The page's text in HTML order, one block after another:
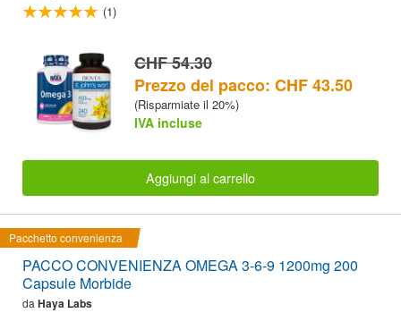
(1)
CHF 54.30
Prezzo del pacco: CHF 43.50
(Risparmiate il 20%)
IVA incluse
Aggiungi al carrello
Pacchetto convenienza
PACCO CONVENIENZA OMEGA 3-6-9 1200mg 200
Capsule Morbide
da Haya Labs